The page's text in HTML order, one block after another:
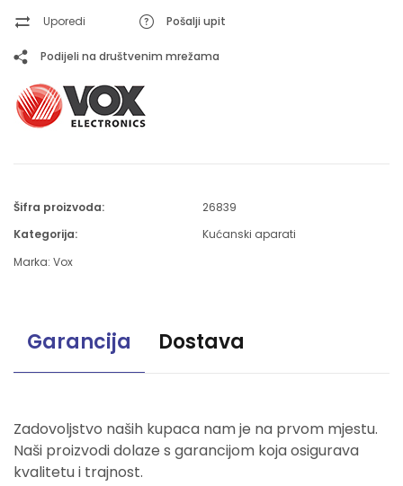
Uporedi Pošalji upit
Podijeli na društvenim mrežama
Šifra proizvoda:
26839
Kategorija:
Kućanski aparati
Marka: Vox
Garancija Dostava
Zadovoljstvo naših kupaca nam je na prvom mjestu.
Naši proizvodi dolaze s garancijom koja osigurava
kvalitetu i trajnost.